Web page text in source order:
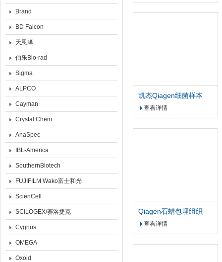
Brand
BD Falcon
天恩泽
伯乐Bio-rad
Sigma
ALPCO
Cayman
Crystal Chem
AnaSpec
IBL-America
SouthernBiotech
FUJIFILM Wako富士和光
ScienCell
SCILOGEX/赛洛捷克
Cygnus
OMEGA
Oxoid
凯杰Qiagen细菌样本
RNA稳定液 2x100ml
查看详情
Qiagen石蜡包埋组织
miRNA和总RNA纯化试
查看详情